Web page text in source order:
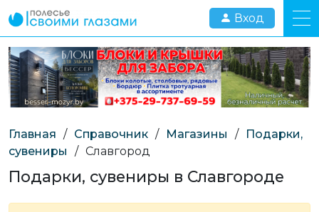
Вход
Главная / Справочник / Магазины /
Подарки,
сувениры
/ Славгород
Подарки, сувениры в Славгороде